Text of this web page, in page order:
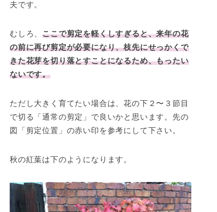
夫です。
むしろ、ここで剪定を軽くしすぎると、来年の花
の前に再び剪定が必要になり、枝先にせっかくで
きた花芽を切り落とすことになるため、もったい
ないです。
ただし大きく育てたい場合は、花の下２〜３節目
で切る「通常の剪定」で良いかと思います。先の
図「剪定位置」の赤い印を参考にして下さい。
秋の紅葉は下のようになります。